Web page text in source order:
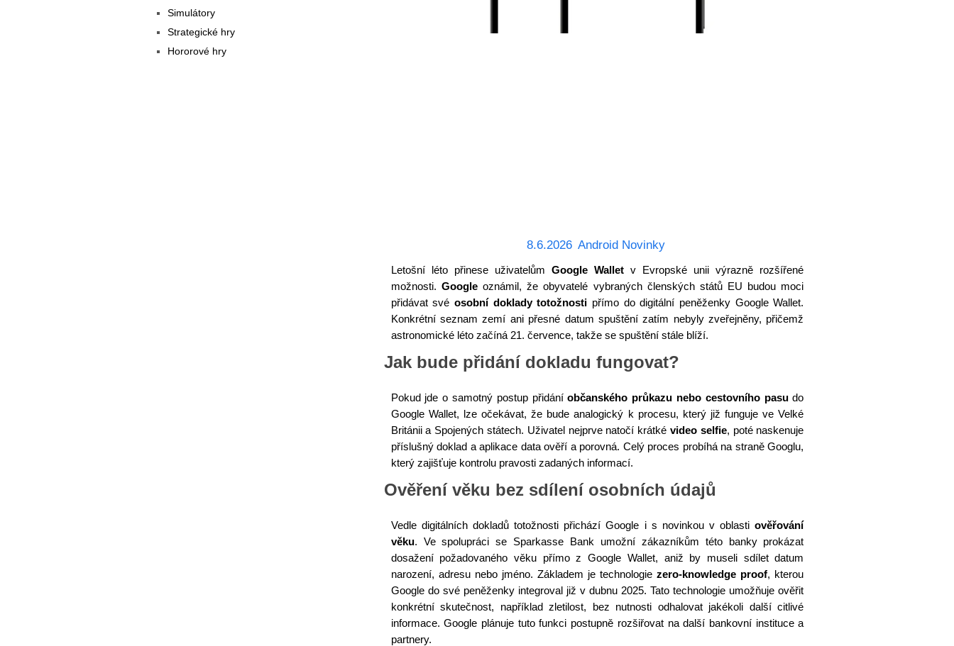
8.6.2026 Android Novinky
Letošní léto přinese uživatelům Google Wallet v Evropské unii výrazně rozšířené
možnosti. Googleoznámil, že obyvatelé vybraných členských států EU budou moci
přidávat svéosobní doklady totožnosti přímo do digitální peněženky Google Wallet.
Konkrétní seznam zemí ani přesné datum spuštění zatím nebyly zveřejněny, přičemž
astronomické léto začíná 21. července, takže se spuštění stále blíží.
Jak bude přidání dokladu fungovat?
Pokud jde o samotný postup přidáníobčanského průkazu nebo cestovního pasudo
Google Wallet, lze očekávat, že bude analogický k procesu, který již funguje ve Velké
Británii a Spojených státech. Uživatel nejprve natočí krátkévideo selfie, poté naskenuje
příslušný doklad a aplikace data ověří a porovná. Celý proces probíhá na straně Googlu,
který zajišťuje kontrolu pravosti zadaných informací.
Ověření věku bez sdílení osobních údajů
Vedle digitálních dokladů totožnosti přichází Google i s novinkou v oblastiověřování
věku. Ve spolupráci se Sparkasse Bank umožní zákazníkům této banky prokázat
dosažení požadovaného věku přímo z Google Wallet, aniž by museli sdílet datum
narození, adresu nebo jméno. Základem je technologiezero-knowledge proof, kterou
Google do své peněženky integroval již v dubnu 2025. Tato technologie umožňuje ověřit
konkrétní skutečnost, například zletilost, bez nutnosti odhalovat jakékoli další citlivé
informace. Google plánuje tuto funkci postupně rozšiřovat na další bankovní instituce a
partnery.
Simulátory
Strategické hry
Hororové hry